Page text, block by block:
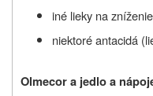
iné lieky na
niektoré antacidá
Olmecor a jedlo a